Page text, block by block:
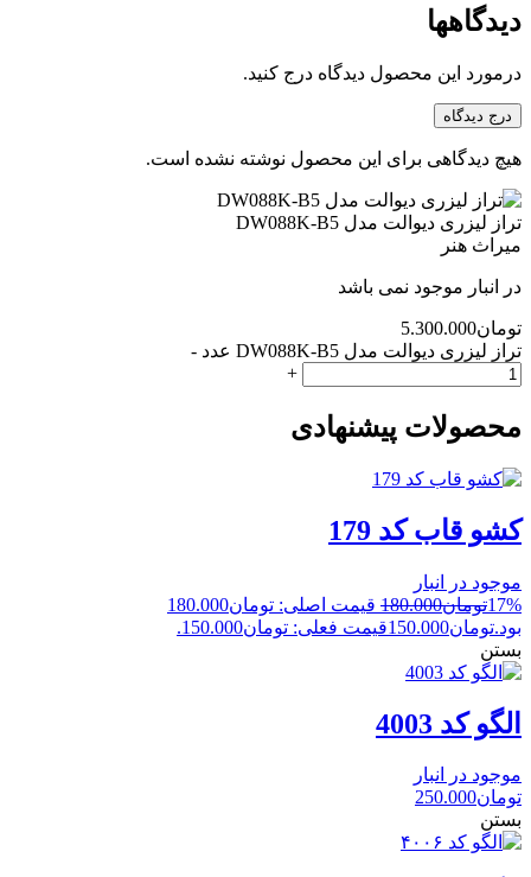
دیدگاهها
درمورد این محصول دیدگاه درج کنید.
درج دیدگاه
هیچ دیدگاهی برای این محصول نوشته نشده است.
تراز لیزری دیوالت مدل DW088K-B5
میراث هنر
در انبار موجود نمی باشد
تومان5.300.000
تراز لیزری دیوالت مدل DW088K-B5 عدد
-
+
محصولات پیشنهادی
کشو قاب کد 179
موجود در انبار
17%تومان180.000
قیمت اصلی: تومان180.000
بود.تومان150.000قیمت فعلی: تومان150.000.
بستن
الگو کد 4003
موجود در انبار
تومان250.000
بستن